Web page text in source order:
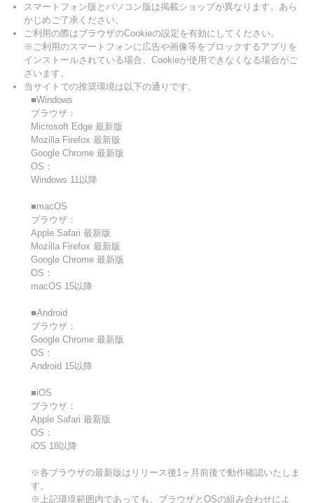
スマートフォン版とパソコン版は掲載ショップが異なります。あら
かじめご了承ください。
ご利用の際はブラウザのCookieの設定を有効にしてください。
※ご利用のスマートフォンに広告や画像等をブロックするアプリを
インストールされている場合、Cookieが使用できなくなる場合がご
ざいます。
当サイトでの推奨環境は以下の通りです。
■Windows
ブラウザ：
Microsoft Edge 最新版
Mozilla Firefox 最新版
Google Chrome 最新版
OS：
Windows 11以降
■macOS
ブラウザ：
Apple Safari 最新版
Mozilla Firefox 最新版
Google Chrome 最新版
OS：
macOS 15以降
■Android
ブラウザ：
Google Chrome 最新版
OS：
Android 15以降
■iOS
ブラウザ：
Apple Safari 最新版
OS：
iOS 18以降
※各ブラウザの最新版はリリース後1ヶ月前後で動作確認いたしま
す。
※上記環境範囲内であっても、ブラウザとOSの組み合わせによ